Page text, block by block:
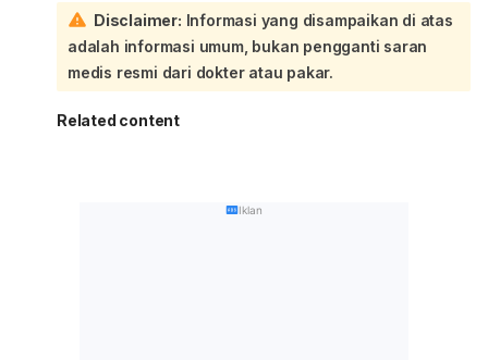
Disclaimer: Informasi yang disampaikan di atas
adalah informasi umum, bukan pengganti saran
medis resmi dari dokter atau pakar.
Related content
Iklan